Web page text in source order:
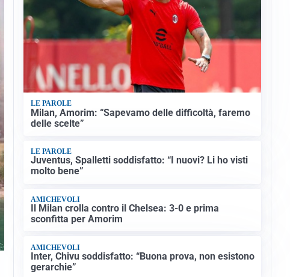
LE PAROLE
Milan, Amorim: “Sapevamo delle difficoltà, faremo
delle scelte”
LE PAROLE
Juventus, Spalletti soddisfatto: “I nuovi? Li ho visti
molto bene”
AMICHEVOLI
Il Milan crolla contro il Chelsea: 3-0 e prima
sconfitta per Amorim
AMICHEVOLI
Inter, Chivu soddisfatto: “Buona prova, non esistono
gerarchie”